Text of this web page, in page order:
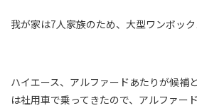
我が家は7人家族のため、大型ワンボック
ハイエース、アルファードあたりが候補
は社用車で乗ってきたので、アルファー